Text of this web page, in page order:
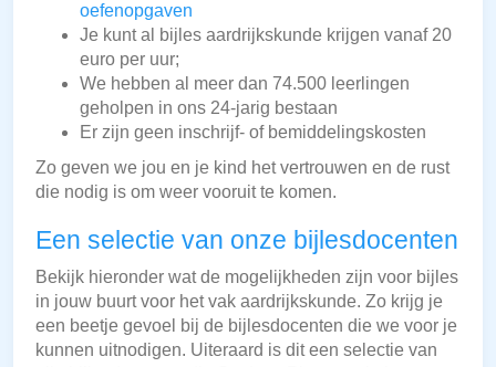
oefenopgaven
Je kunt al bijles aardrijkskunde krijgen vanaf 20
euro per uur;
We hebben al meer dan 74.500 leerlingen
geholpen in ons 24-jarig bestaan
Er zijn geen inschrijf- of bemiddelingskosten
Zo geven we jou en je kind het vertrouwen en de rust
die nodig is om weer vooruit te komen.
Een selectie van onze bijlesdocenten
Bekijk hieronder wat de mogelijkheden zijn voor bijles
in jouw buurt voor het vak aardrijkskunde. Zo krijg je
een beetje gevoel bij de bijlesdocenten die we voor je
kunnen uitnodigen. Uiteraard is dit een selectie van